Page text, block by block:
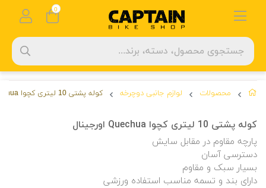
محصولات لوازم جانبی دوچرخه کوله پشتی 10 لیتری کچوا Quechua اورجینال
کوله پشتی 10 لیتری کچوا Quechua اورجینال
پارچه مقاوم در مقابل سایش
دسترسی آسان
بسیار سبک و مقاوم
دارای بند و تسمه مناسب استفاده ورزشی
0